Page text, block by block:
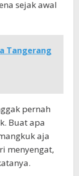
sejak awal
Tangerang
pernah
Buat apa
aja
menyengat,